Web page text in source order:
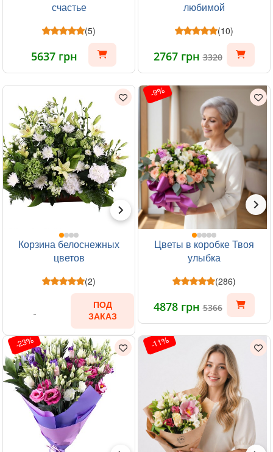
счастье
(5)
5637 грн
любимой
(10)
2767 грн3320
Корзина белоснежных
цветов
(2)
ПОД
ЗАКАЗ
-9%
Цветы в коробке Твоя
улыбка
(286)
4878 грн5366
-23% -11%